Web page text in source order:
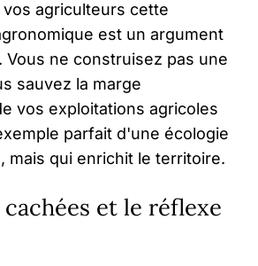
agriculteurs cette
est un argument
Vous ne construisez pas une
sauvez la marge
vos exploitations agricoles
parfait d'une écologie
mais qui enrichit le territoire.
et le réflexe